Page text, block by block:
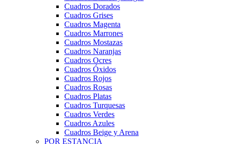
Cuadros Dorados
Cuadros Grises
Cuadros Magenta
Cuadros Marrones
Cuadros Mostazas
Cuadros Naranjas
Cuadros Ocres
Cuadros Óxidos
Cuadros Rojos
Cuadros Rosas
Cuadros Platas
Cuadros Turquesas
Cuadros Verdes
Cuadros Azules
Cuadros Beige y Arena
POR ESTANCIA